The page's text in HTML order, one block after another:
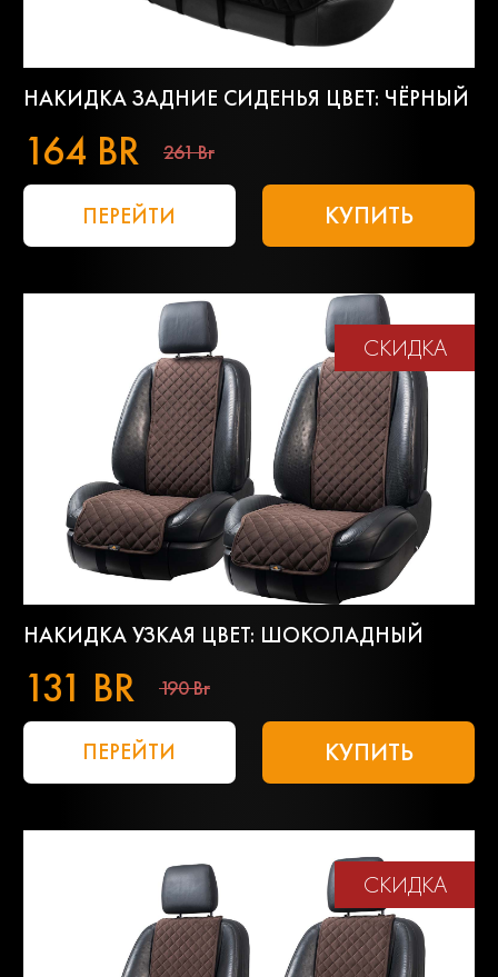
НАКИДКА ЗАДНИЕ СИДЕНЬЯ ЦВЕТ: ЧЁРНЫЙ
164 BR 261 Br
ПЕРЕЙТИ КУПИТЬ
СКИДКА
НАКИДКА УЗКАЯ ЦВЕТ: ШОКОЛАДНЫЙ
131 BR 190 Br
ПЕРЕЙТИ КУПИТЬ
СКИДКА